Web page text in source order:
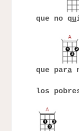
que no qu
que para
los